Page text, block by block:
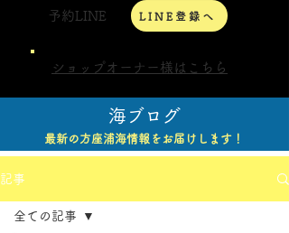
予約LINE LINE登録へ
ショップオーナー様はこちら
海ブログ
最新の方座浦海情報をお届けします！
記事
全ての記事